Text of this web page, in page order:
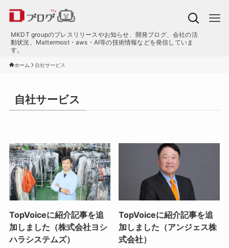
MKDT groupのプレスリリースやお知らせ、開発ブログ、会社の活
動状況、Mattermost・aws・AI等の技術情報などを発信していま
す。
ホーム 自社サービス
自社サービス
TopVoiceに紹介記事を追
加しました（株式会社ヨシ
ハラシステムズ）
TopVoiceに紹介記事を追
加しました（アンジェス株
式会社）